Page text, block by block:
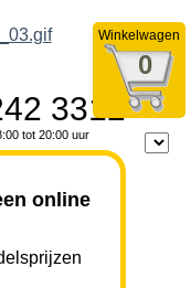
Winkelwagen
0
3312
tot 20:00 uur
online